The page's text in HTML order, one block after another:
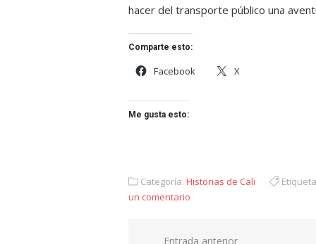
hacer del transporte público una
Comparte esto:
Facebook X
Me gusta esto:
Categoría: Historias de Cali
un comentario
Entrada anterior